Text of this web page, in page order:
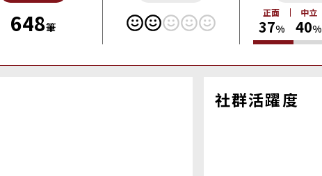
648筆
正面
37%
中立
40%
社群活躍度